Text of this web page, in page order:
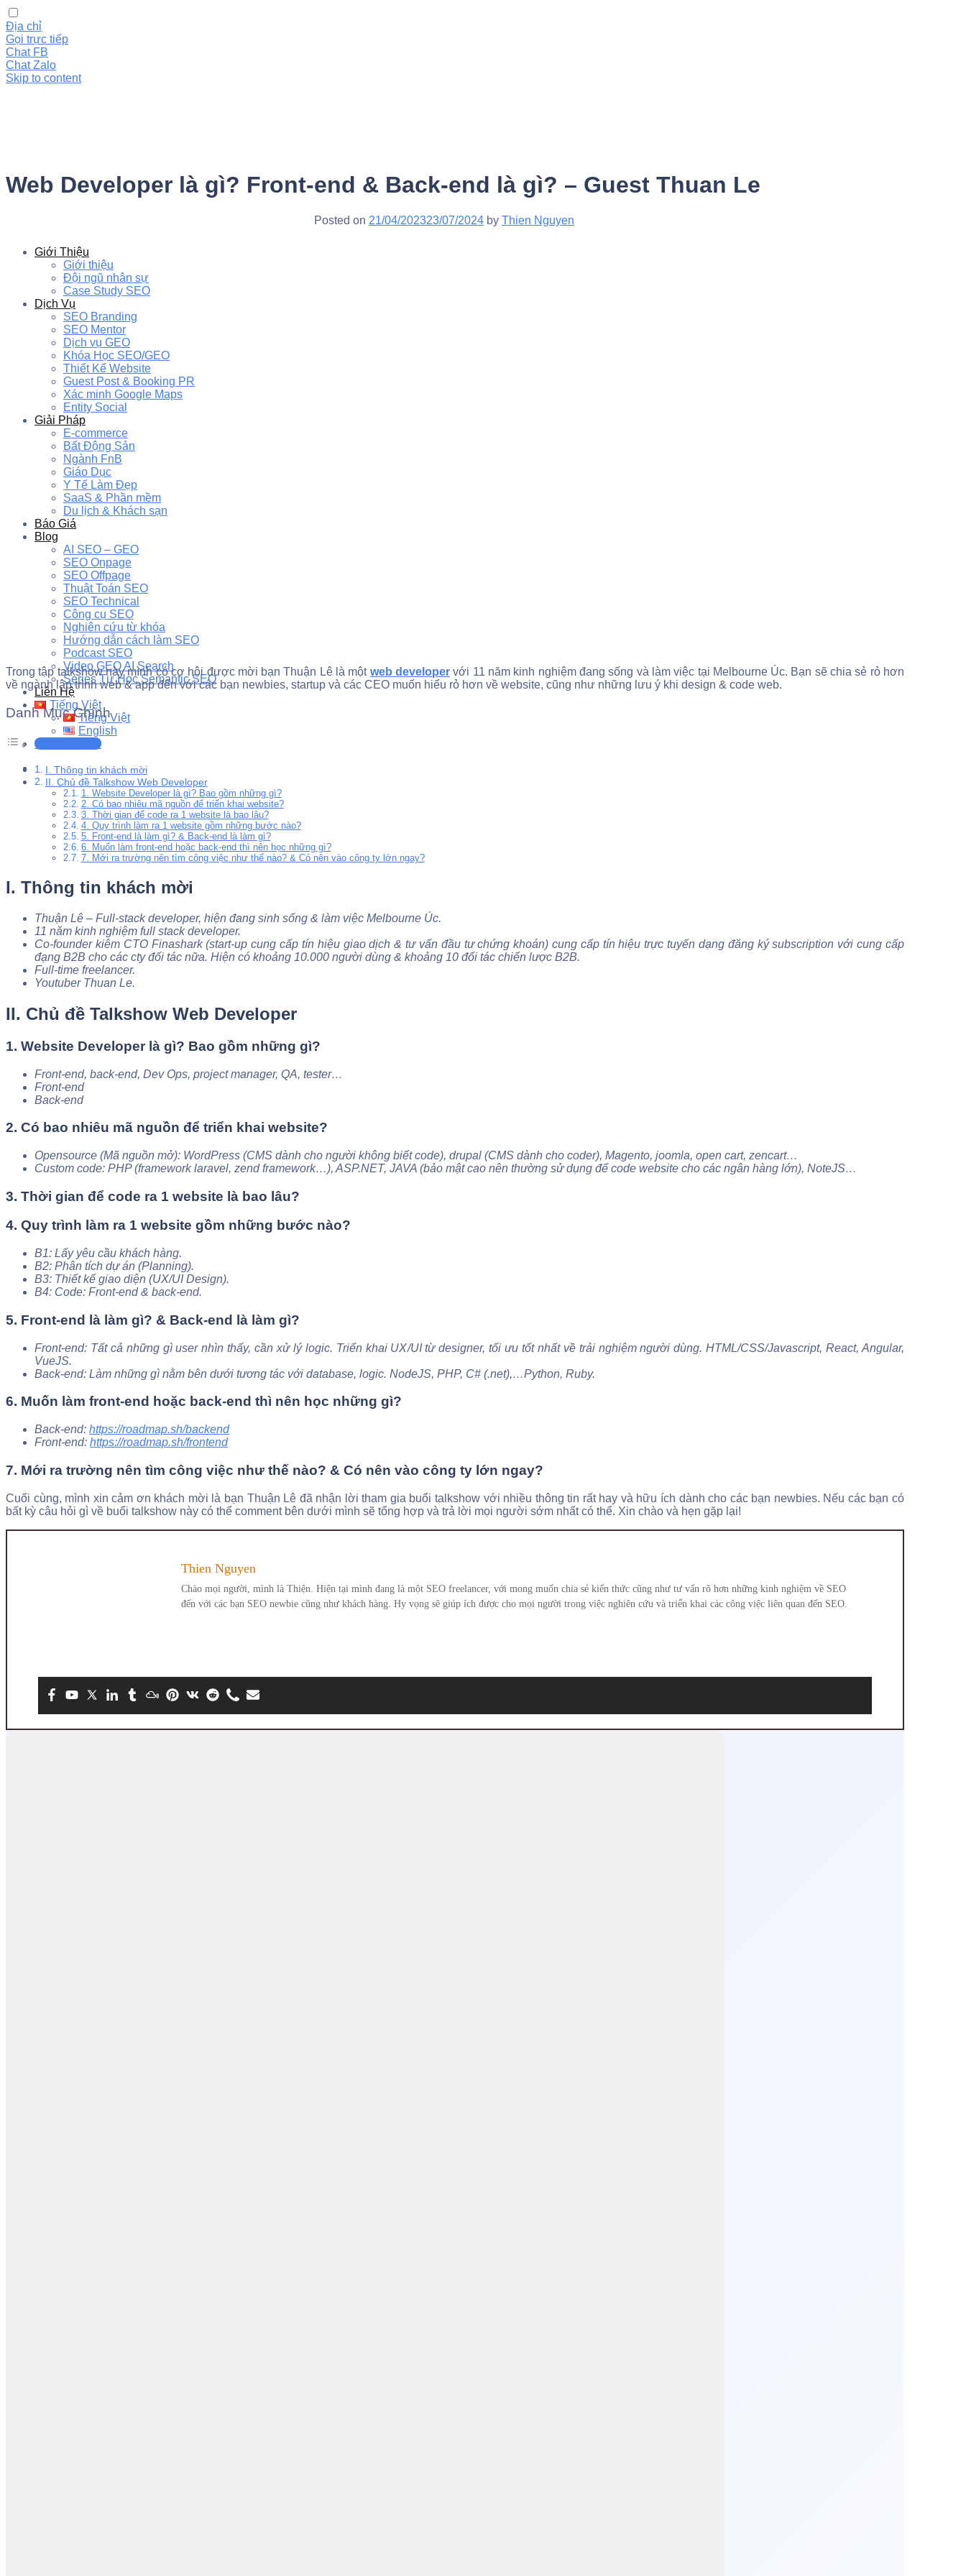
Địa chỉ
Gọi trực tiếp
Chat FB
Chat Zalo
Skip to content
Giới Thiệu
Giới thiệu
Đội ngũ nhân sự
Case Study SEO
Dịch Vụ
SEO Branding
SEO Mentor
Dịch vụ GEO
Khóa Học SEO/GEO
Thiết Kế Website
Guest Post & Booking PR
Xác minh Google Maps
Entity Social
Giải Pháp
E-commerce
Bất Động Sản
Ngành FnB
Giáo Dục
Y Tế Làm Đẹp
SaaS & Phần mềm
Du lịch & Khách sạn
Báo Giá
Blog
AI SEO – GEO
SEO Onpage
SEO Offpage
Thuật Toán SEO
SEO Technical
Công cụ SEO
Nghiên cứu từ khóa
Hướng dẫn cách làm SEO
Podcast SEO
Video GEO AI Search
Series Tự Học Semantic SEO
Liên Hệ
Tiếng Việt
Tiếng Việt
English
Support Now
Web Developer là gì? Front-end & Back-end là gì? – Guest Thuan Le
Posted on 21/04/202323/07/2024 by Thien Nguyen
Trong tập talkshow này mình có cơ hội được mời bạn Thuận Lê là một web developer với 11 năm kinh nghiệm đang sống và làm việc tại Melbourne Úc. Bạn sẽ chia sẻ rỏ hơn
về ngành lập trình web & app đến với các bạn newbies, startup và các CEO muốn hiểu rỏ hơn về website, cũng như những lưu ý khi design & code web.
Danh Mục Chính
I. Thông tin khách mời
II. Chủ đề Talkshow Web Developer
1. Website Developer là gì? Bao gồm những gì?
2. Có bao nhiêu mã nguồn để triển khai website?
3. Thời gian để code ra 1 website là bao lâu?
4. Quy trình làm ra 1 website gồm những bước nào?
5. Front-end là làm gì? & Back-end là làm gì?
6. Muốn làm front-end hoặc back-end thì nên học những gì?
7. Mới ra trường nên tìm công việc như thế nào? & Có nên vào công ty lớn ngay?
I. Thông tin khách mời
Thuận Lê – Full-stack developer, hiện đang sinh sống & làm việc Melbourne Úc.
11 năm kinh nghiệm full stack developer.
Co-founder kiêm CTO Finashark (start-up cung cấp tín hiệu giao dịch & tư vấn đầu tư chứng khoán) cung cấp tín hiệu trực tuyến dạng đăng ký subscription với cung cấp
đạng B2B cho các cty đối tác nữa. Hiện có khoảng 10.000 người dùng & khoảng 10 đối tác chiến lược B2B.
Full-time freelancer.
Youtuber Thuan Le.
II. Chủ đề Talkshow Web Developer
1. Website Developer là gì? Bao gồm những gì?
Front-end, back-end, Dev Ops, project manager, QA, tester…
Front-end
Back-end
2. Có bao nhiêu mã nguồn để triển khai website?
Opensource (Mã nguồn mở): WordPress (CMS dành cho người không biết code), drupal (CMS dành cho coder), Magento, joomla, open cart, zencart…
Custom code: PHP (framework laravel, zend framework…), ASP.NET, JAVA (bảo mật cao nên thường sử dụng để code website cho các ngân hàng lớn), NoteJS…
3. Thời gian để code ra 1 website là bao lâu?
4. Quy trình làm ra 1 website gồm những bước nào?
B1: Lấy yêu cầu khách hàng.
B2: Phân tích dự án (Planning).
B3: Thiết kế giao diện (UX/UI Design).
B4: Code: Front-end & back-end.
5. Front-end là làm gì? & Back-end là làm gì?
Front-end: Tất cả những gì user nhìn thấy, cần xử lý logic. Triển khai UX/UI từ designer, tối ưu tốt nhất về trải nghiệm người dùng. HTML/CSS/Javascript, React, Angular,
VueJS.
Back-end: Làm những gì nằm bên dưới tương tác với database, logic. NodeJS, PHP, C# (.net),…Python, Ruby.
6. Muốn làm front-end hoặc back-end thì nên học những gì?
Back-end: https://roadmap.sh/backend
Front-end: https://roadmap.sh/frontend
7. Mới ra trường nên tìm công việc như thế nào? & Có nên vào công ty lớn ngay?
Cuối cùng, mình xin cảm ơn khách mời là bạn Thuận Lê đã nhận lời tham gia buổi talkshow với nhiều thông tin rất hay và hữu ích dành cho các bạn newbies. Nếu các bạn có
bất kỳ câu hỏi gì về buổi talkshow này có thể comment bên dưới mình sẽ tổng hợp và trả lời mọi người sớm nhất có thể. Xin chào và hẹn gặp lại!
Thien Nguyen
Chào mọi người, mình là Thiện. Hiện tại mình đang là một SEO freelancer, với mong muốn chia sẻ kiến thức cũng như tư vấn rõ hơn những kinh nghiệm về SEO
đến với các bạn SEO newbie cũng như khách hàng. Hy vọng sẽ giúp ích được cho mọi người trong việc nghiên cứu và triển khai các công việc liên quan đến SEO.